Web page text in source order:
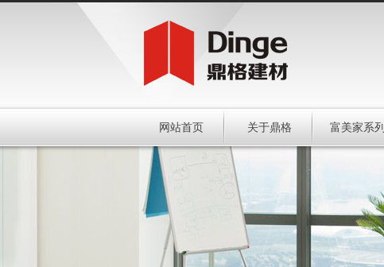
网站首页 关于鼎格 富美家系列